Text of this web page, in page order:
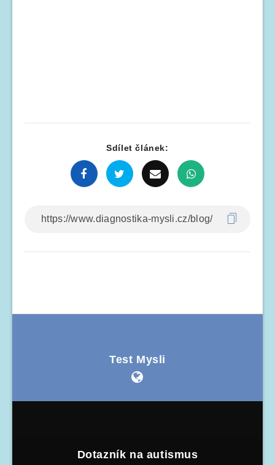
Sdílet článek:
Test Mysli
Dotazník na autismus